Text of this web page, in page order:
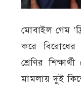
মোবাইল গেম
করে বিরোধের
শ্রেণির
মামলায় দুই